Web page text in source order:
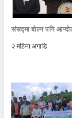
संसद्मा बोल्न पनि
२ महिना अगाडि